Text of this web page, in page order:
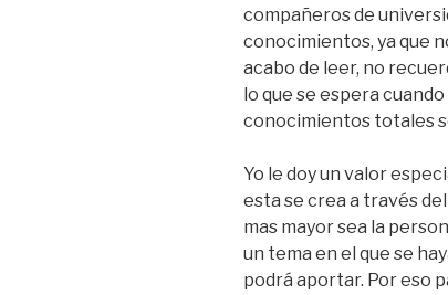
compañeros de
conocimientos, ya que
acabo de leer, no
lo que se espera
conocimientos totales
Yo le doy un valor
esta se crea a través
mas mayor sea la
un tema en el que se
podrá aportar. Por eso